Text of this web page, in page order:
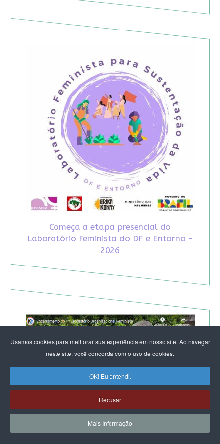
Usamos cookies para melhorar sua experiência em nosso site. Ao navegar
neste site, você concorda com o uso de cookies.
OK! Eu entendi.
Recusar
Mais Informação
Começa a etapa presencial do
Laboratório Feminista do DF e Entorno -
2026
TV KIRIMURÊ NO ENCERRAMENTO DO LABORATÓRIO